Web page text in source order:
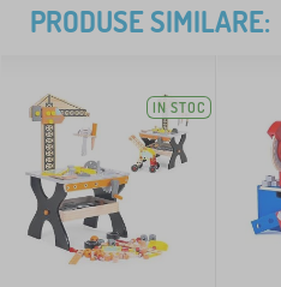
PRODUSE SIMILARE:
IN STOC